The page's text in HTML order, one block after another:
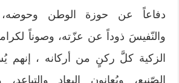
دفاعاً عن حوزة الوطن
والنّفيسَ ذوداً عن عزّته، وصوناً
الزكية كلَّ ركنٍ من أركانه ، إنهم
الصّنيع، ويُعانون البعاد والتباعد،